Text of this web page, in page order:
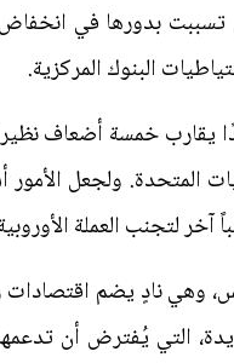
موحدة لمنطقة اليورو الى أزمة الديون الأوروبية 2010-
خمسة أضعاف
ولجعل الأمور
آخر لتجنب العملة
وهي نادٍ يضم اقتصادات
التي يُفترض أن